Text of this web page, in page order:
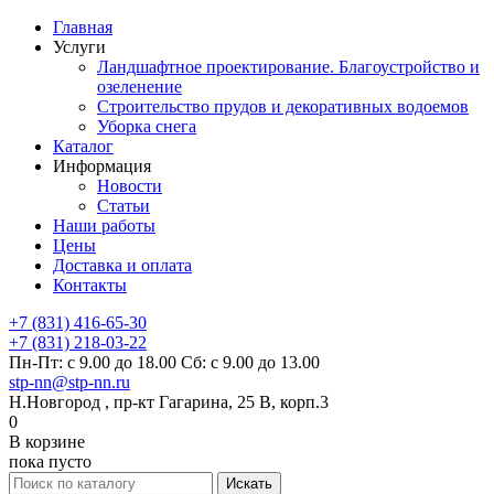
Главная
Услуги
Ландшафтное проектирование. Благоустройство и
озеленение
Строительство прудов и декоративных водоемов
Уборка снега
Каталог
Информация
Новости
Статьи
Наши работы
Цены
Доставка и оплата
Контакты
+7 (831) 416-65-30
+7 (831) 218-03-22
Пн-Пт: с 9.00 до 18.00 Сб: с 9.00 до 13.00
stp-nn@stp-nn.ru
Н.Новгород , пр-кт Гагарина, 25 В, корп.3
0
В корзине
пока пусто